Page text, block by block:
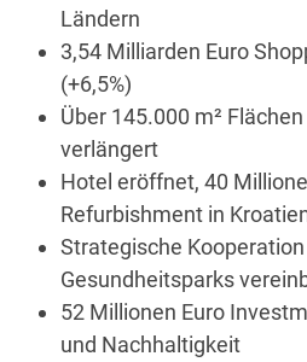
Ländern
3,54 Milliarden Euro
(+6,5%)
Über 145.000 m²
verlängert
Hotel eröffnet, 40
Refurbishment in
Strategische
Gesundheitsparks
52 Millionen Euro
und Nachhaltigkeit